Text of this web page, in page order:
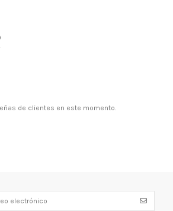
de clientes en este momento.